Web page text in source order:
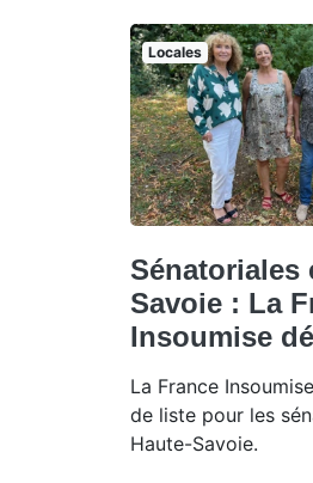
Locales
Sénatoriales
Savoie : La
Insoumise
La France
de liste pour les
Haute-Savoie.